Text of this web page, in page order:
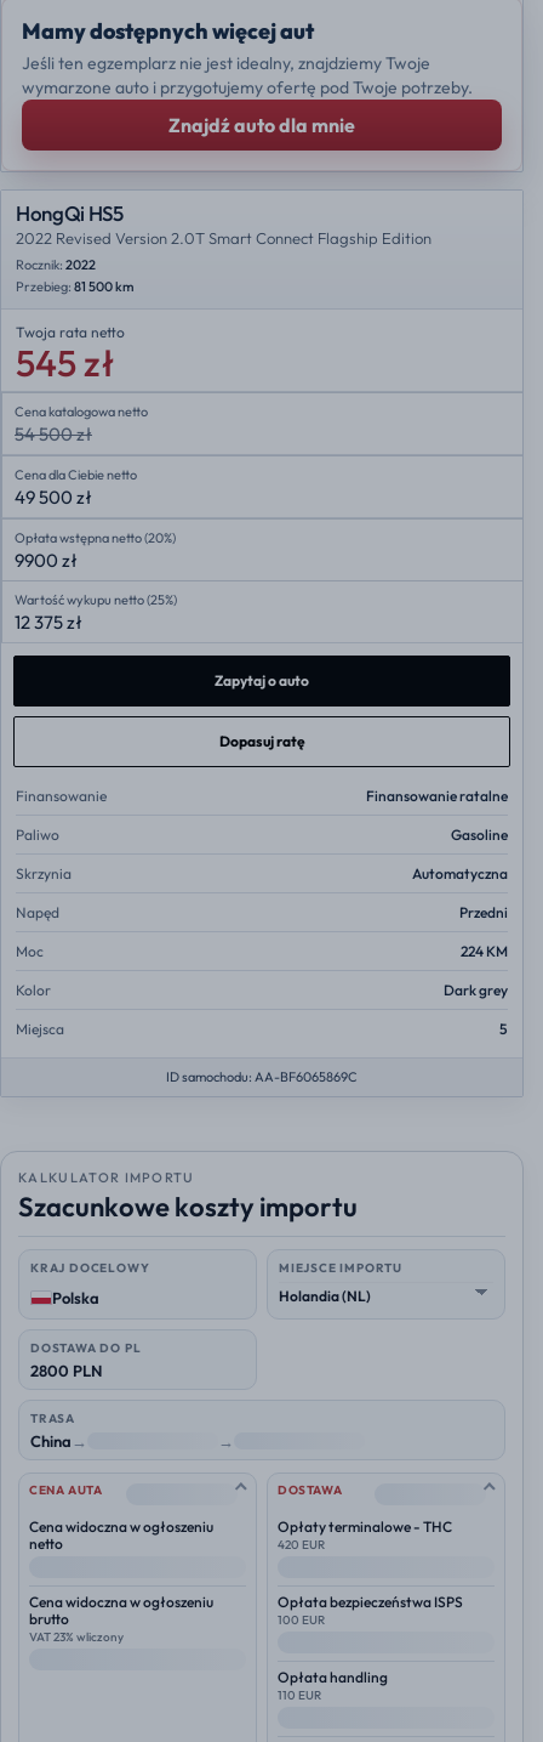
Mamy dostępnych więcej aut
Jeśli ten egzemplarz nie jest idealny, znajdziemy Twoje
wymarzone auto i przygotujemy ofertę pod Twoje potrzeby.
Znajdź auto dla mnie
HongQi HS5
2022 Revised Version 2.0T Smart Connect Flagship Edition
Rocznik: 2022
Przebieg: 81 500 km
Twoja rata netto
545 zł
Cena katalogowa netto
54 500 zł
Cena dla Ciebie netto
49 500 zł
Opłata wstępna netto (20%)
9900 zł
Wartość wykupu netto (25%)
12 375 zł
Zapytaj o auto
Dopasuj ratę
Finansowanie Finansowanie ratalne
Paliwo Gasoline
Skrzynia Automatyczna
Napęd Przedni
Moc 224 KM
Kolor Dark grey
Miejsca 5
ID samochodu: AA-BF6065869C
KALKULATOR IMPORTU
Szacunkowe koszty importu
KRAJ DOCELOWY
Polska
MIEJSCE IMPORTU
DOSTAWA DO PL
2800 PLN
TRASA
China→ →
CENA AUTA --
Cena widoczna w ogłoszeniu
netto
Cena widoczna w ogłoszeniu
brutto
VAT 23% wliczony
DOSTAWA --
Opłaty terminalowe - THC
420 EUR
Opłata bezpieczeństwa ISPS
100 EUR
Opłata handling
110 EUR